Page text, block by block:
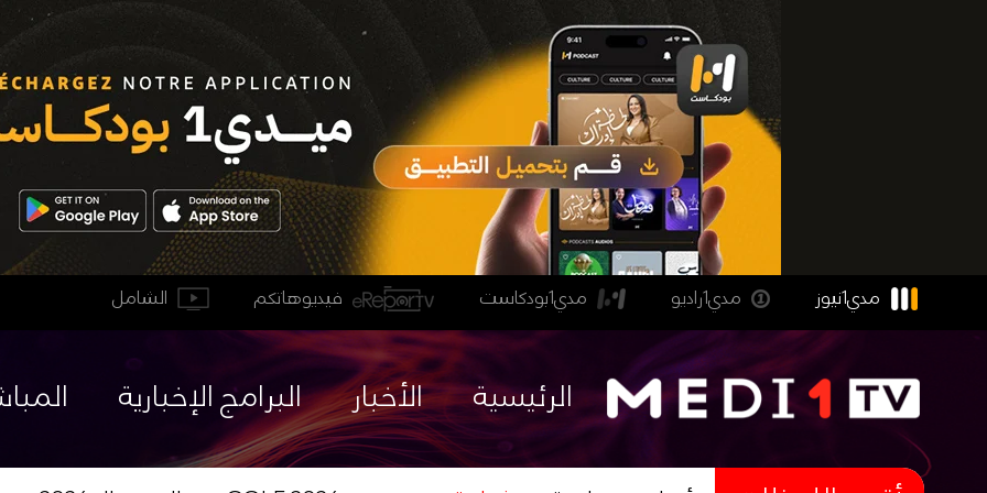
الشامل فيديوهاتكم مدي1بودكاست مدي1راديو مدي1نيوز
البرامج الإخبارية الأخبار الرئيسية